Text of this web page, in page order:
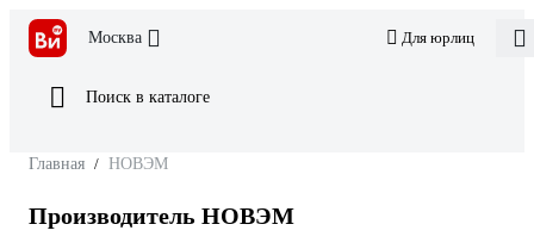
Москва Для юрлиц
Поиск в каталоге
Главная / НОВЭМ
Производитель НОВЭМ